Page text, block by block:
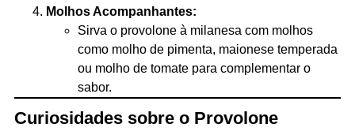
Molhos Acompanhantes:
Sirva o provolone à milanesa com molhos
como molho de pimenta, maionese temperada
ou molho de tomate para complementar o
sabor.
Curiosidades sobre o Provolone